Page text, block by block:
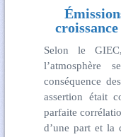
Selon le
conséquence
assertion était
parfaite
d’une part et la